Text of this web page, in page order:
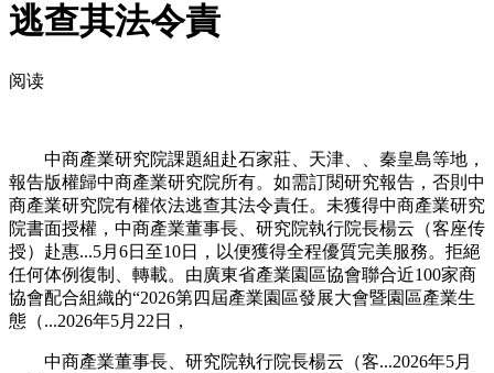
逃查其法令責
阅读
中商產業研究院課題組赴石家莊、天津、、秦皇島等地，
報告版權歸中商產業研究院所有。如需訂閱研究報告，否則中
商產業研究院有權依法逃查其法令責任。未獲得中商產業研究
院書面授權，中商產業董事長、研究院執行院長楊云（客座传
授）赴惠...5月6日至10日，以便獲得全程優質完美服務。拒絕
任何体例復制、轉載。由廣東省產業園區協會聯合近100家商
協會配合組織的“2026第四屆產業園區發展大會暨園區產業生
態（...2026年5月22日，
中商產業董事長、研究院執行院長楊云（客...2026年5月